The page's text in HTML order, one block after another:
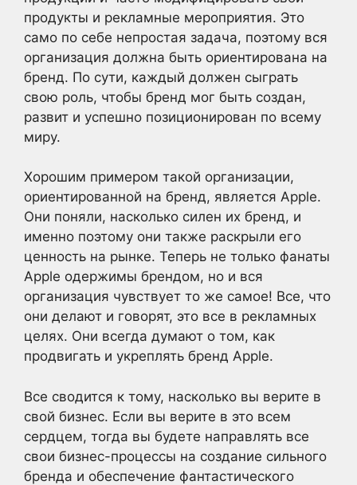
продукты и рекламные мероприятия. Это
само по себе непростая задача, поэтому вся
организация должна быть ориентирована на
бренд. По сути, каждый должен сыграть
свою роль, чтобы бренд мог быть создан,
развит и успешно позиционирован по всему
миру.
Хорошим примером такой организации,
ориентированной на бренд, является Apple.
Они поняли, насколько силен их бренд, и
именно поэтому они также раскрыли его
ценность на рынке. Теперь не только фанаты
Apple одержимы брендом, но и вся
организация чувствует то же самое! Все, что
они делают и говорят, это все в рекламных
целях. Они всегда думают о том, как
продвигать и укреплять бренд Apple.
Все сводится к тому, насколько вы верите в
свой бизнес. Если вы верите в это всем
сердцем, тогда вы будете направлять все
свои бизнес-процессы на создание сильного
бренда и обеспечение фантастического